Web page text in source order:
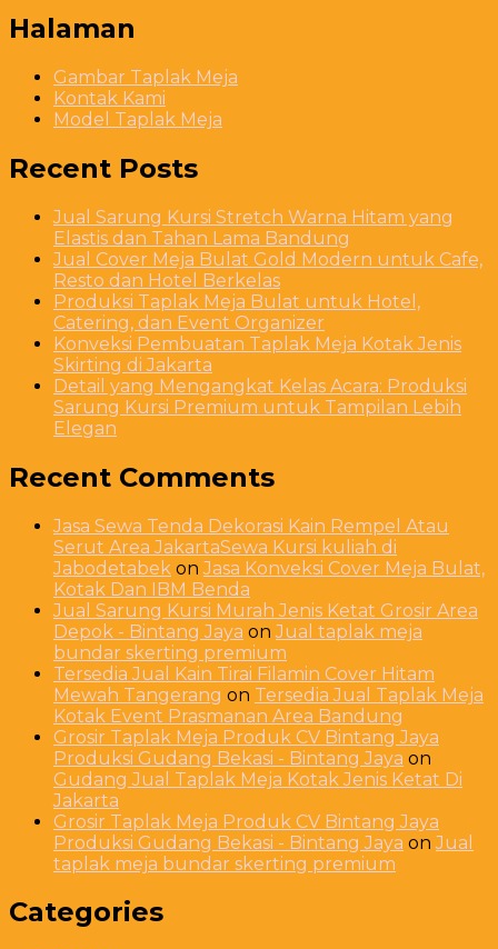
Halaman
Gambar Taplak Meja
Kontak Kami
Model Taplak Meja
Recent Posts
Jual Sarung Kursi Stretch Warna Hitam yang
Elastis dan Tahan Lama Bandung
Jual Cover Meja Bulat Gold Modern untuk Cafe,
Resto dan Hotel Berkelas
Produksi Taplak Meja Bulat untuk Hotel,
Catering, dan Event Organizer
Konveksi Pembuatan Taplak Meja Kotak Jenis
Skirting di Jakarta
Detail yang Mengangkat Kelas Acara: Produksi
Sarung Kursi Premium untuk Tampilan Lebih
Elegan
Recent Comments
Jasa Sewa Tenda Dekorasi Kain Rempel Atau
Serut Area JakartaSewa Kursi kuliah di
Jabodetabek onJasa Konveksi Cover Meja Bulat,
Kotak Dan IBM Benda
Jual Sarung Kursi Murah Jenis Ketat Grosir Area
Depok - Bintang Jaya onJual taplak meja
bundar skerting premium
Tersedia Jual Kain Tirai Filamin Cover Hitam
Mewah Tangerang on Tersedia Jual Taplak Meja
Kotak Event Prasmanan Area Bandung
Grosir Taplak Meja Produk CV Bintang Jaya
Produksi Gudang Bekasi - Bintang Jaya on
Gudang Jual Taplak Meja Kotak Jenis Ketat Di
Jakarta
Grosir Taplak Meja Produk CV Bintang Jaya
Produksi Gudang Bekasi - Bintang Jaya onJual
taplak meja bundar skerting premium
Categories